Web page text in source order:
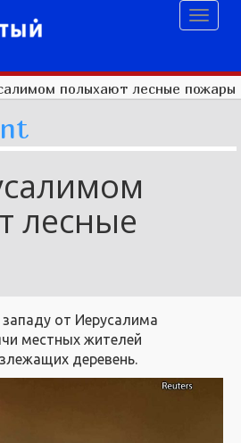
полыхают лесные пожары
лесные
западу от Иерусалима
местных жителей
деревень.